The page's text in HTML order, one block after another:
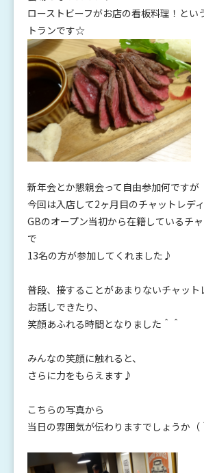
ローストビーフがお店の看板料理！とい
トランです☆
新年会とか懇親会って自由参加何ですが
今回は入店して2ヶ月目のチャットレデ
GBのオープン当初から在籍しているチ
で
13名の方が参加してくれました♪
普段、接することがあまりないチャット
お話しできたり、
笑顔あふれる時間となりました＾＾
みんなの笑顔に触れると、
さらに力をもらえます♪
こちらの写真から
当日の雰囲気が伝わりますでしょうか